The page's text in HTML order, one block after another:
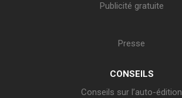
Publicité gratuite
Presse
CONSEILS
Conseils sur l’auto-édition